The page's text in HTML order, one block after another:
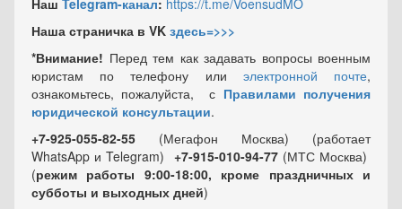
Наш Telegram-канал: https://t.me/VoensudMO
Наша страничка в VK здесь=>>>
*Внимание! Перед тем как задавать вопросы военным
юристам по телефону или электронной почте,
ознакомьтесь, пожалуйста, с Правилами получения
юридической консультации.
+7-925-055-82-55 (Мегафон Москва) (работает
WhatsApp и Telegram) +7-915-010-94-77 (МТС Москва)
(режим работы 9:00-18:00, кроме праздничных и
субботы и выходных дней)